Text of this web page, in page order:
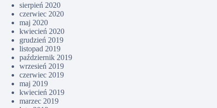
sierpień 2020
czerwiec 2020
maj 2020
kwiecień 2020
grudzień 2019
listopad 2019
październik 2019
wrzesień 2019
czerwiec 2019
maj 2019
kwiecień 2019
marzec 2019